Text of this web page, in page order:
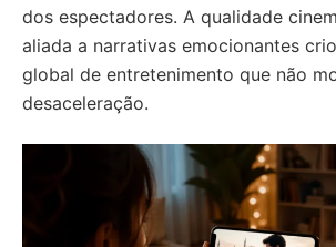
dos espectadores. A qualidade
aliada a narrativas emocionantes
global de entretenimento que não
desaceleração.